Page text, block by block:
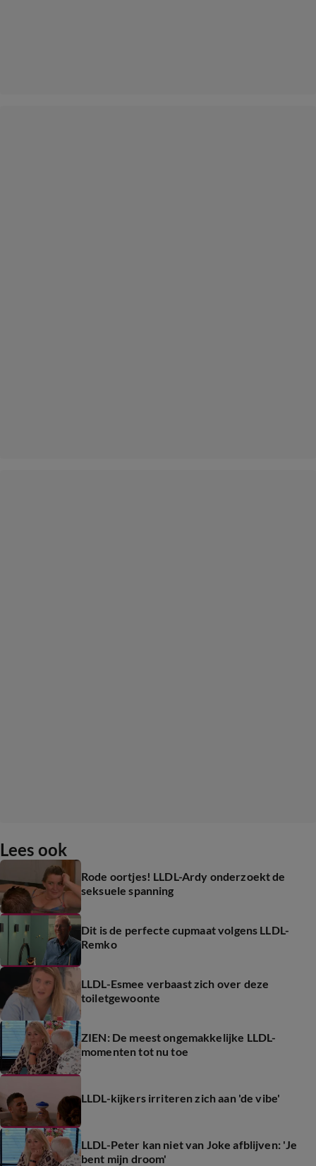
Lees ook
Rode oortjes! LLDL-Ardy onderzoekt de
seksuele spanning
Dit is de perfecte cupmaat volgens LLDL-
Remko
LLDL-Esmee verbaast zich over deze
toiletgewoonte
ZIEN: De meest ongemakkelijke LLDL-
momenten tot nu toe
LLDL-kijkers irriteren zich aan 'de vibe'
LLDL-Peter kan niet van Joke afblijven: 'Je
bent mijn droom'